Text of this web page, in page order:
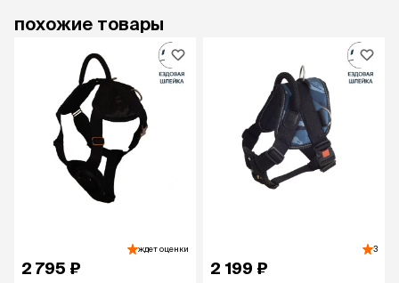
похожие товары
ждет оценки
2 795 ₽
3
2 199 ₽